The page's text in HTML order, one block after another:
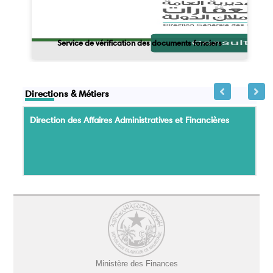
Service de vérification des documents fonciers
Directions & Métiers
Direction des Affaires Administratives et Financières
Ministère des Finances